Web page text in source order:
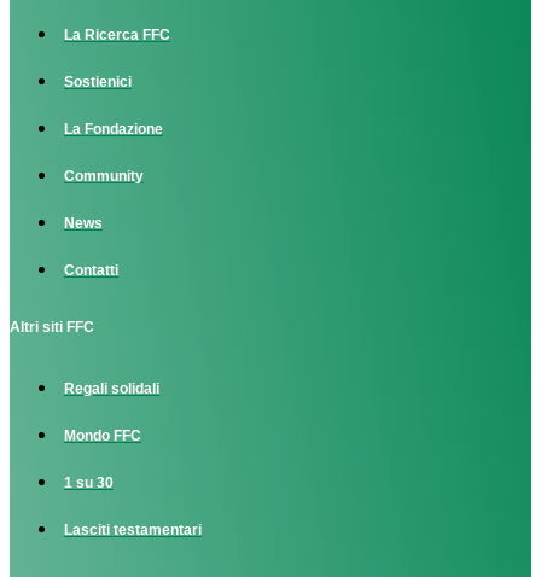
La Ricerca FFC
Sostienici
La Fondazione
Community
News
Contatti
Altri siti FFC
Regali solidali
Mondo FFC
1 su 30
Lasciti testamentari